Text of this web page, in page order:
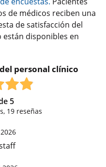
de médicos reciben una
de satisfacción del
están disponibles en
personal clínico
5
19 reseñas